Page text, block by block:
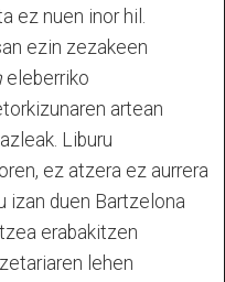
ez nuen inor hil.
ezin zezakeen
eleberriko
artean
Liburu
ez atzera ez aurrera
izan duen Bartzelona
erabakitzen
lehen